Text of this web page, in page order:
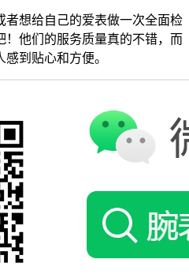
者想给自己的爱表做一次全面检
他们的服务质量真的不错，而
到贴心和方便。